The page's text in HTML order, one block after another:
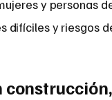
y personas
difíciles y riesgos